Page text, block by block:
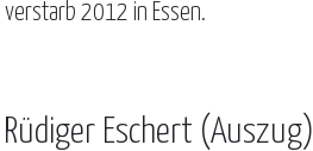
verstarb 2012 in Essen.
Eschert (Auszug)